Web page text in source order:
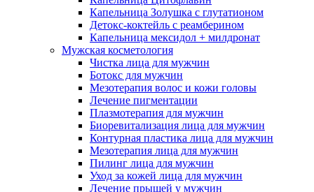
Капельница Золушка с глутатионом
Детокс-коктейль с реамберином
Капельница мексидол + милдронат
Мужская косметология
Чистка лица для мужчин
Ботокс для мужчин
Мезотерапия волос и кожи головы
Лечение пигментации
Плазмотерапия для мужчин
Биоревитализация лица для мужчин
Контурная пластика лица для мужчин
Мезотерапия лица для мужчин
Пилинг лица для мужчин
Уход за кожей лица для мужчин
Лечение прыщей у мужчин